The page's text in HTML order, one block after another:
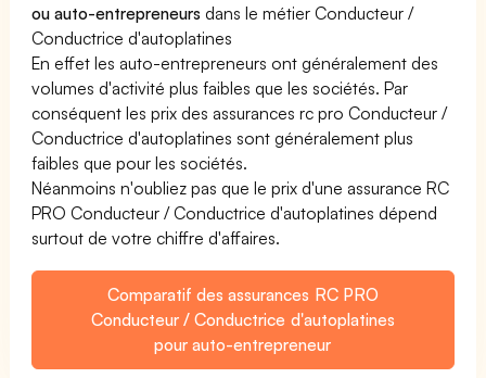
ou auto-entrepreneurs dans le métier Conducteur /
Conductrice d'autoplatines
En effet les auto-entrepreneurs ont généralement des
volumes d'activité plus faibles que les sociétés. Par
conséquent les prix des assurances rc pro Conducteur /
Conductrice d'autoplatines sont généralement plus
faibles que pour les sociétés.
Néanmoins n'oubliez pas que le prix d'une assurance RC
PRO Conducteur / Conductrice d'autoplatines dépend
surtout de votre chiffre d'affaires.
Comparatif des assurances RC PRO
Conducteur / Conductrice d'autoplatines
pour auto-entrepreneur